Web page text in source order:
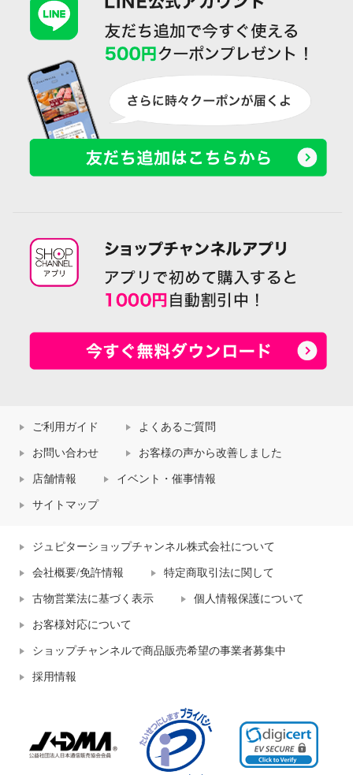
ご利用ガイド よくあるご質問
お問い合わせ お客様の声から改善しました
店舗情報 イベント・催事情報
サイトマップ
ジュピターショップチャンネル株式会社について
会社概要/免許情報 特定商取引法に関して
古物営業法に基づく表示 個人情報保護について
お客様対応について
ショップチャンネルで商品販売希望の事業者募集中
採用情報